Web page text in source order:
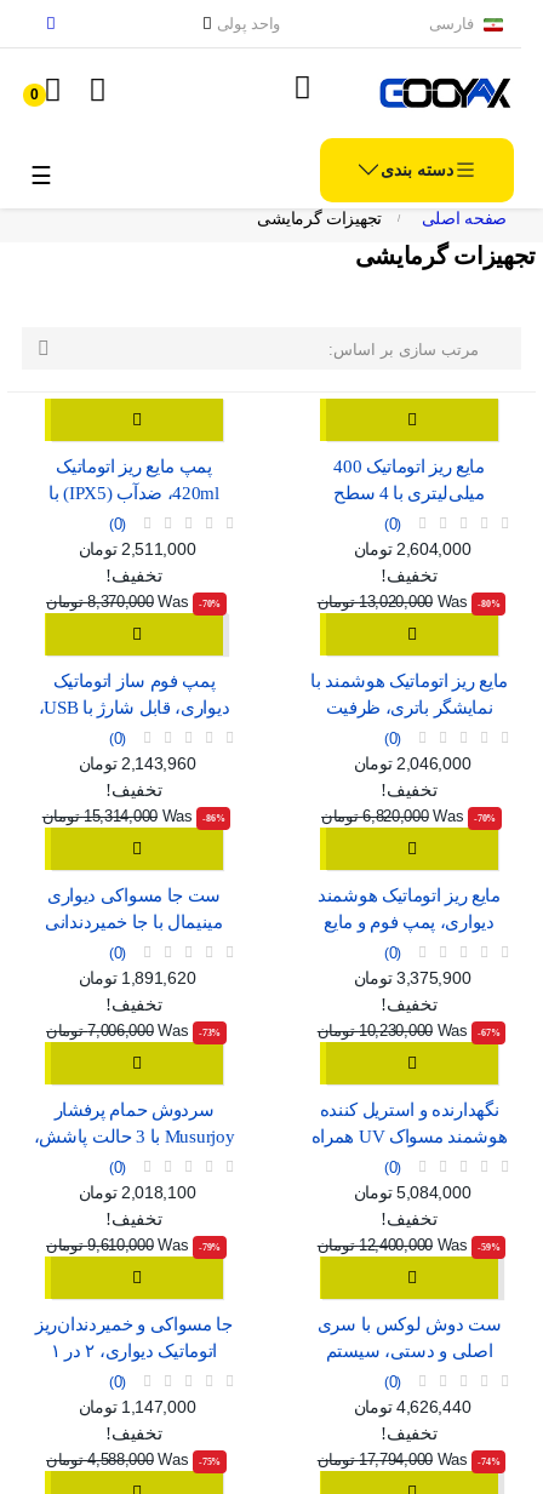
فارسی واحد پولی
0
دسته بندی ☰
صفحه اصلی تجهیزات گرمایشی
تجهیزات گرمایشی
مرتب سازی بر اساس: 
مایع ریز اتوماتیک 400
میلی‌لیتری با 4 سطح
تنظیم، موجود در دو رنگ
سفید و مشکی
0
قیمت عادی
قیمت
2,604,000 تومان
تخفیف!
‎-80%
Was 13,020,000 تومان
پمپ مایع ریز اتوماتیک
420ml، ضدآب (IPX5) با
C
0
قیمت عادی
قیمت
2,511,000 تومان
تخفیف!
‎-70%
Was 8,370,000 تومان
مایع ریز اتوماتیک هوشمند با
نمایشگر باتری، ظرفیت
420ml و استاندارد ضدآب
IPX5
0
قیمت عادی
قیمت
2,046,000 تومان
تخفیف!
‎-70%
Was 6,820,000 تومان
پمپ فوم ساز اتوماتیک
دیواری، قابل شارژ با USB،
طرح مینیمال سفید و آبی
0
قیمت عادی
قیمت
2,143,960 تومان
تخفیف!
‎-86%
Was 15,314,000 تومان
مایع ریز اتوماتیک هوشمند
دیواری، پمپ فوم و مایع
تنظیم
0
قیمت عادی
قیمت
3,375,900 تومان
تخفیف!
‎-67%
Was 10,230,000 تومان
ست جا مسواکی دیواری
مینیمال با جا خمیردندانی
اتوماتیک، لیوان آهنربایی و
دو کشو ارگانایزر
0
قیمت عادی
قیمت
1,891,620 تومان
تخفیف!
‎-73%
Was 7,006,000 تومان
نگهدارنده و استریل کننده
هوشمند مسواک UV همراه
با خشک‌کن و جای لیوان
0
قیمت عادی
قیمت
5,084,000 تومان
تخفیف!
‎-59%
Was 12,400,000 تومان
سردوش حمام پرفشار
Musurjoy با 3 حالت پاشش،
مدل گرد 15 سانتی‌متری
0
قیمت عادی
قیمت
2,018,100 تومان
تخفیف!
‎-79%
Was 9,610,000 تومان
ست دوش لوکس با سری
اصلی و دستی، سیستم
فشار قوی و شلنگ بلند
0
قیمت عادی
قیمت
4,626,440 تومان
تخفیف!
‎-74%
Was 17,794,000 تومان
جا مسواکی و خمیردندان‌ریز
اتوماتیک دیواری، ۲ در ۱
0
قیمت عادی
قیمت
1,147,000 تومان
تخفیف!
‎-75%
Was 4,588,000 تومان